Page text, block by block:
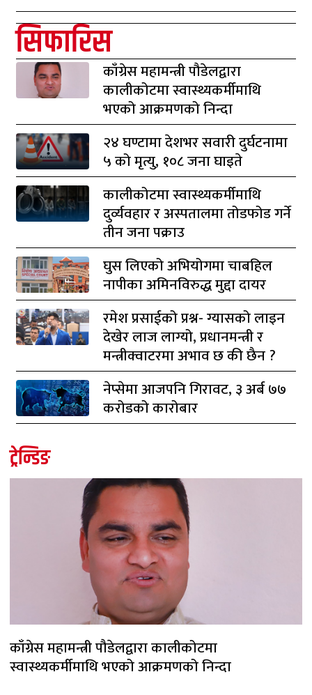
सिफारिस
काँग्रेस महामन्त्री पौडेलद्वारा
कालीकोटमा स्वास्थ्यकर्मीमाथि
भएको आक्रमणको निन्दा
२४ घण्टामा देशभर सवारी दुर्घटनामा
५ को मृत्यु, १०८ जना घाइते
कालीकोटमा स्वास्थ्यकर्मीमाथि
दुर्व्यवहार र अस्पतालमा तोडफोड गर्ने
तीन जना पक्राउ
घुस लिएको अभियोगमा चाबहिल
नापीका अमिनविरुद्ध मुद्दा दायर
रमेश प्रसाईको प्रश्न- ग्यासको लाइन
देखेर लाज लाग्यो, प्रधानमन्त्री र
मन्त्रीक्वाटरमा अभाव छ की छैन ?
नेप्सेमा आजपनि गिरावट, ३ अर्ब ७७
करोडको कारोबार
ट्रेन्डिङ
काँग्रेस महामन्त्री पौडेलद्वारा कालीकोटमा
स्वास्थ्यकर्मीमाथि भएको आक्रमणको निन्दा